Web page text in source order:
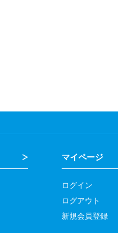
マイページ
ログイン
ログアウト
新規会員登録